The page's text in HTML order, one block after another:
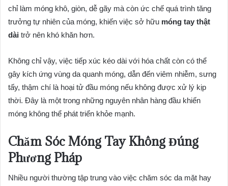
chỉ làm móng khô, giòn, dễ gãy mà còn ức chế quá trình tăng
trưởng tự nhiên của móng, khiến việc sở hữu móng tay thật
dài trở nên khó khăn hơn.
Không chỉ vậy, việc tiếp xúc kéo dài với hóa chất còn có thể
gây kích ứng vùng da quanh móng, dẫn đến viêm nhiễm, sưng
tấy, thậm chí là hoại tử đầu móng nếu không được xử lý kịp
thời. Đây là một trong những nguyên nhân hàng đầu khiến
móng không thể phát triển khỏe mạnh.
Chăm Sóc Móng Tay Không Đúng
Phương Pháp
Nhiều người thường tập trung vào việc chăm sóc da mặt hay